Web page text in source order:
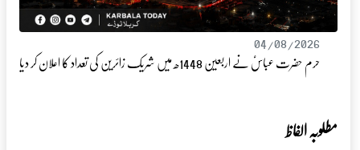
04/08/2026
حرم حضرت عباسؑ نے اربعین 1448ھ میں شریک زائرین کی تعداد کا اعلان کر دیا
مطلوبہ الفاظ